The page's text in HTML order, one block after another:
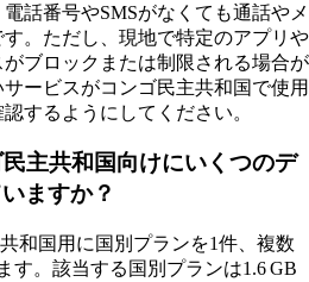
話番号やSMSがなくても通話やメ
。ただし、現地で特定のアプリや
ブロックまたは制限される場合が
ービスがコンゴ民主共和国で使用
するようにしてください。
主共和国向けにいくつのデ
ますか？
和国用に国別プランを1件、複数
す。該当する国別プランは1.6 GB